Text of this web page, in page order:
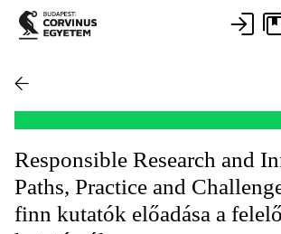
Responsible Research and
Paths, Practice and
finn kutatók előadása a